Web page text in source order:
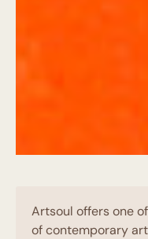
Artsoul offers one
of contemporary